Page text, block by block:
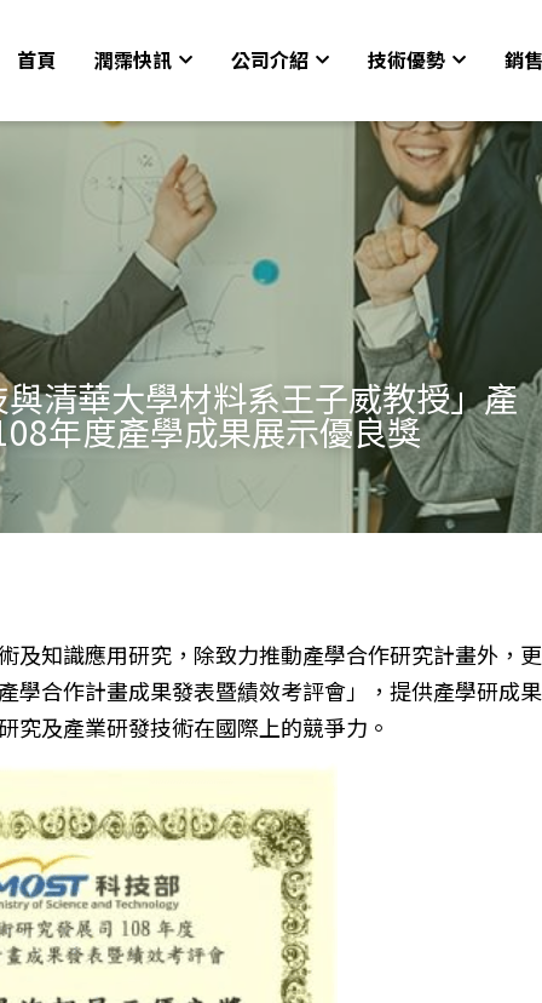
首頁 潤霈快訊 公司介紹 技術優勢 銷
清華大學材料系王子威教授」產
年度產學成果展示優良獎
及知識應用研究，除致力推動產學合作研究計畫外，更
學合作計畫成果發表暨績效考評會」，提供產學研成果
究及產業研發技術在國際上的競爭力。